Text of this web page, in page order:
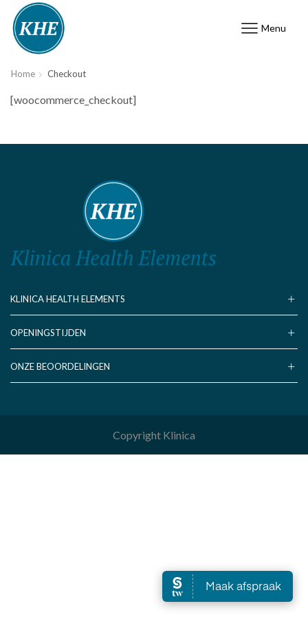
Menu
Home Checkout
[woocommerce_checkout]
KLINICA HEALTH ELEMENTS
OPENINGSTIJDEN
ONZE BEOORDELINGEN
Copyright Klinica